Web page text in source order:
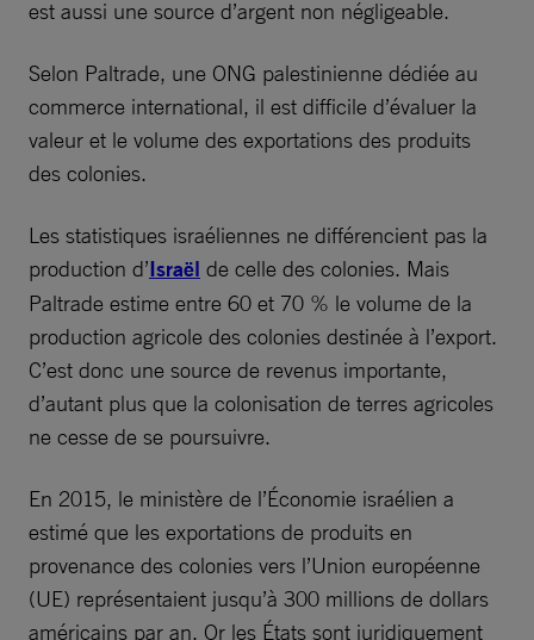
est aussi une source d’argent non négligeable.
Selon Paltrade, une ONG palestinienne dédiée au
commerce international, il est difficile d’évaluer la
valeur et le volume des exportations des produits
des colonies.
Les statistiques israéliennes ne différencient pas la
production d’Israël de celle des colonies. Mais
Paltrade estime entre 60 et 70 % le volume de la
production agricole des colonies destinée à l’export.
C’est donc une source de revenus importante,
d’autant plus que la colonisation de terres agricoles
ne cesse de se poursuivre.
En 2015, le ministère de l’Économie israélien a
estimé que les exportations de produits en
provenance des colonies vers l’Union européenne
(UE) représentaient jusqu’à 300 millions de dollars
américains par an. Or les États sont juridiquement